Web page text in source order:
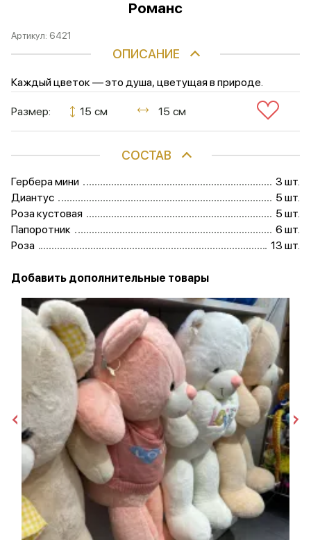
Романс
Артикул: 6421
ОПИСАНИЕ
Каждый цветок — это душа, цветущая в природе.
Размер: 15 см 15 см
СОСТАВ
Гербера мини
3 шт.
Диантус
5 шт.
Роза кустовая
5 шт.
Папоротник
6 шт.
Роза
13 шт.
Добавить дополнительные товары